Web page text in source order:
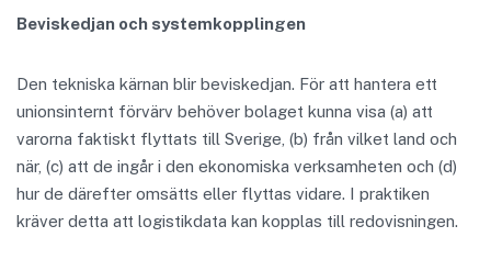
Beviskedjan och systemkopplingen
Den tekniska kärnan blir beviskedjan. För att hantera ett
unionsinternt förvärv behöver bolaget kunna visa (a) att
varorna faktiskt flyttats till Sverige, (b) från vilket land och
när, (c) att de ingår i den ekonomiska verksamheten och (d)
hur de därefter omsätts eller flyttas vidare. I praktiken
kräver detta att logistikdata kan kopplas till redovisningen.